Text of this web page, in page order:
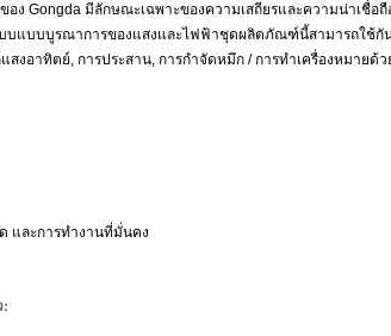
อง Gongda มีลักษณะเฉพาะของความเสถียรและความน่าเชื่
บแบบบูรณาการของแสงและไฟฟ้าชุดผลิตภัณฑ์นี้สามารถใช้กั
งอาทิตย์, การประสาน, การกำจัดหมึก / การทำเครื่องหมายด้
และการทำงานที่มั่นคง
: